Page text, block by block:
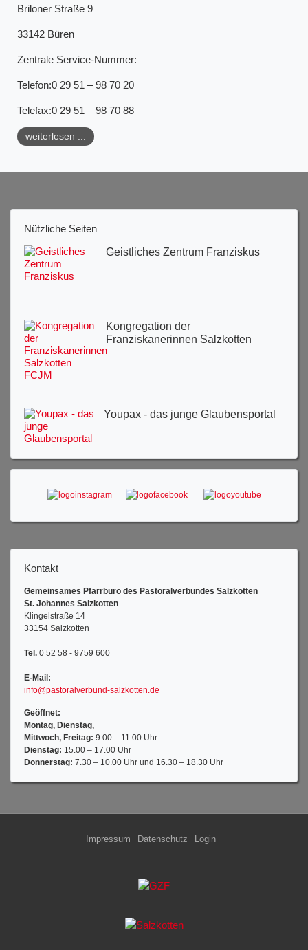
Briloner Straße 9
33142 Büren
Zentrale Service-Nummer:
Telefon:0 29 51 – 98 70 20
Telefax:0 29 51 – 98 70 88
weiterlesen ...
Kontakt
Gemeinsames Pfarrbüro des Pastoralverbundes Salzkotten
St. Johannes Salzkotten
Klingelstraße 14
33154 Salzkotten
Tel.0 52 58 - 9759 600
E-Mail:
info@pastoralverbund-salzkotten.de
Geöffnet:
Montag, Dienstag,
Mittwoch, Freitag: 9.00 – 11.00 Uhr
Dienstag: 15.00 – 17.00 Uhr
Donnerstag: 7.30 – 10.00 Uhr und 16.30 – 18.30 Uhr
Nützliche Seiten
Geistliches Zentrum Franziskus
Kongregation der
Franziskanerinnen Salzkotten
Youpax - das junge Glaubensportal
Impressum Datenschutz Login